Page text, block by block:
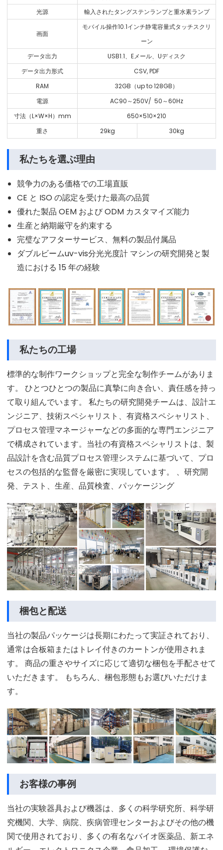
光源
輸入されたタングステンランプと重水素ランプ
画面
モバイル操作10.1インチ静電容量式タッチスクリ
ーン
データ出力
USB1.1、Eメール、Uディスク
データ出力形式
CSV, PDF
RAM
32GB（up to 128GB）
電源
AC90～250V/ 50～60Hz
寸法（L×W×H）mm
650×510×210
重さ
29kg 30kg
私たちを選ぶ理由
競争力のある価格での工場直販
CE と ISO の認定を受けた最高の品質
優れた製品 OEM および ODM カスタマイズ能力
生産と納期厳守を約束する
完璧なアフターサービス、無料の製品付属品
ダブルビームuv-vis分光光度計 マシンの研究開発と製
造における 15 年の経験
私たちの工場
標準的な制作ワークショップと完全な制作チームがありま
す。 ひとつひとつの製品に真摯に向き合い、責任感を持っ
て取り組んでいます。 私たちの研究開発チームは、設計エ
ンジニア、技術スペシャリスト、有資格スペシャリスト、
プロセス管理マネージャーなどの多面的な専門エンジニア
で構成されています。当社の有資格スペシャリストは、製
品設計を含む品質プロセス管理システムに基づいて、プロ
セスの包括的な監督を厳密に実現しています。 、研究開
発、テスト、生産、品質検査、パッケージング
梱包と配送
当社の製品パッケージは長期にわたって実証されており、
通常は合板箱またはトレイ付きのカートンが使用されま
す。 商品の重さやサイズに応じて適切な梱包を手配させて
いただきます。 もちろん、梱包形態もお選びいただけま
す。
お客様の事例
当社の実験器具および機器は、多くの科学研究所、科学研
究機関、大学、病院、疾病管理センターおよびその他の機
関で使用されており、多くの有名なバイオ医薬品、新エネ